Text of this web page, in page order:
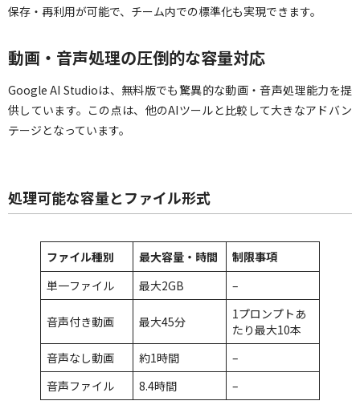
保存・再利用が可能で、チーム内での標準化も実現できます。
動画・音声処理の圧倒的な容量対応
Google AI Studioは、無料版でも驚異的な動画・音声処理能力を提
供しています。この点は、他のAIツールと比較して大きなアドバン
テージとなっています。
処理可能な容量とファイル形式
ファイル種別 最大容量・時間
制限事項
単一ファイル
最大2GB –
音声付き動画 最大45分
1プロンプトあ
たり最大10本
音声なし動画
約1時間
–
音声ファイル
8.4時間 –